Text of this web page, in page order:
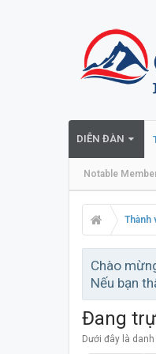
DIỄN ĐÀN
Notable
Thành
Chào
Nếu bạn
Đang
Dưới đây là